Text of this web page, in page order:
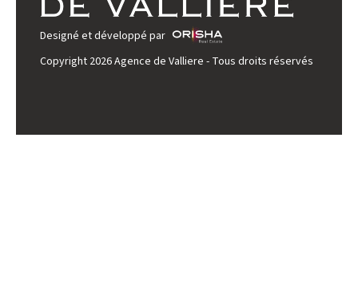
Designé et développé par
Copyright 2026 Agence de Valliere - Tous droits réservés